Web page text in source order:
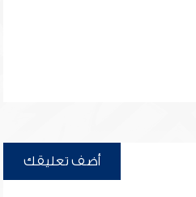
أضف تعليقك